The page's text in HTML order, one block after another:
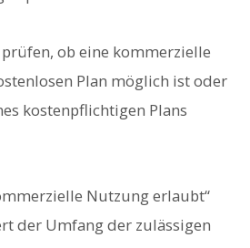
ob eine kommerzielle
Plan möglich ist oder
kostenpflichtigen Plans
Nutzung erlaubt“
der Umfang der zulässigen